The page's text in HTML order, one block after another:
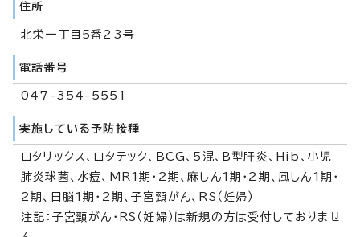
住所
北栄一丁目5番23号
電話番号
047-354-5551
実施している予防接種
ロタリックス、ロタテック、BCG、5混、B型肝炎、Hib、小児
肺炎球菌、水痘、MR1期・2期、麻しん1期・2期、風しん1期・
2期、日脳1期・2期、子宮頸がん、RS（妊婦）
注記：子宮頸がん・RS（妊婦）は新規の方は受付しておりませ